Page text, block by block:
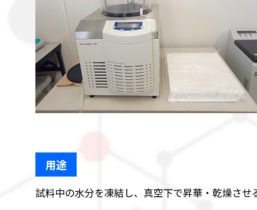
用途
試料中の水分を凍結し、真空下で昇華・乾燥させ